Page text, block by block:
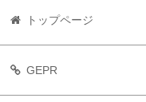
トップページ
GEPR